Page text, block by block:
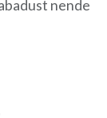
nende